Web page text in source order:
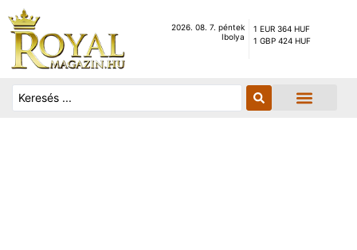
2026. 08. 7. péntek
Ibolya
1 EUR 364 HUF
1 GBP 424 HUF